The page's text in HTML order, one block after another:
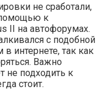
не сработали,
помощью к
II на автофорумах.
с подобной
интернете, так как
Важно
не подходить к
стоит.